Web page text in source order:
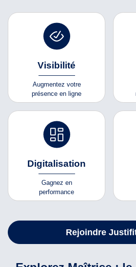
Visibilité
Augmentez votre
présence en ligne
Digitalisation
Gagnez en
performance
Rejoindre